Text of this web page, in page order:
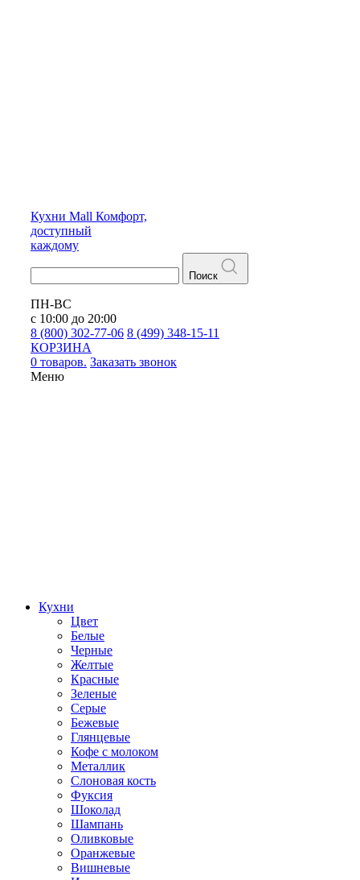
Кухни Mall Комфорт,
доступный
каждому
Поиск
ПН-ВС
с 10:00 до 20:00
8 (800) 302-77-06 8 (499) 348-15-11
КОРЗИНА
0 товаров. Заказать звонок
Меню
Кухни
Цвет
Белые
Черные
Желтые
Красные
Зеленые
Серые
Бежевые
Глянцевые
Кофе с молоком
Металлик
Слоновая кость
Фуксия
Шоколад
Шампань
Оливковые
Оранжевые
Вишневые